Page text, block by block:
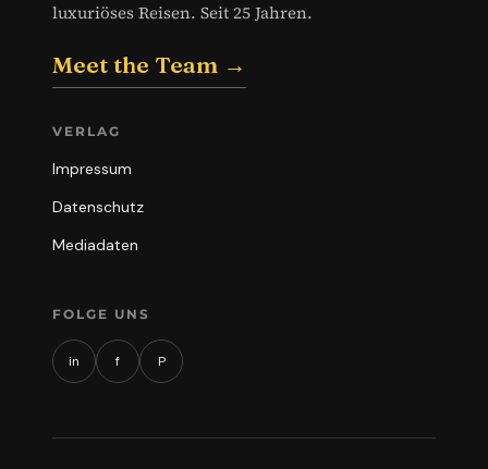
luxuriöses Reisen. Seit 25 Jahren.
Meet the Team →
VERLAG
Impressum
Datenschutz
Mediadaten
FOLGE UNS
in f P